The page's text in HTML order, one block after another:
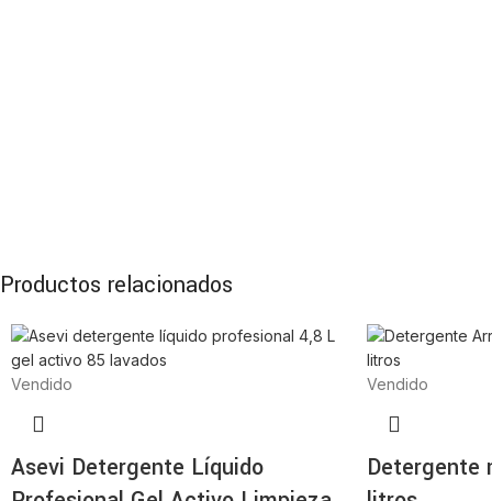
Productos relacionados
Vendido
Asevi Detergente Líquido
Vendido
Detergente